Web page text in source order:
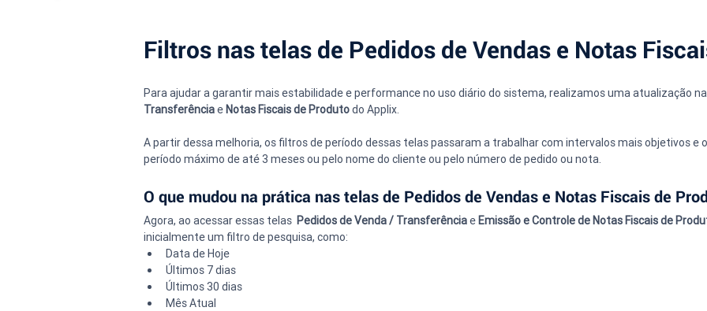
Filtros nas telas de Pedidos de Vendas e Notas
Para ajudar a garantir mais estabilidade e performance no uso diário do sistema, realizamos uma atualização
Transferência e Notas Fiscais de Produto do Applix.
A partir dessa melhoria, os filtros de período dessas telas passaram a trabalhar com intervalos mais objetivos
período máximo de até 3 meses ou pelo nome do cliente ou pelo número de pedido ou nota.
O que mudou na prática nas telas de Pedidos de Vendas e Notas Fiscais de
Agora, ao acessar essas telas Pedidos de Venda / Transferência e Emissão e Controle de Notas Fiscais de
inicialmente um filtro de pesquisa, como:
Data de Hoje
Últimos 7 dias
Últimos 30 dias
Mês Atual